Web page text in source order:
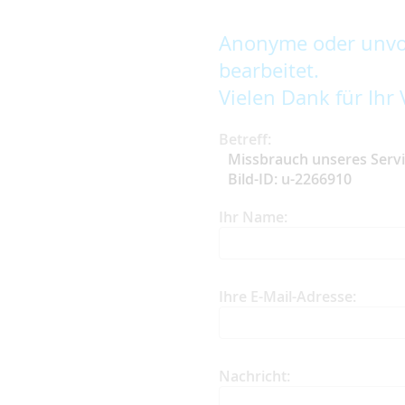
Anonyme oder
bearbeitet.
Vielen Dank für Ihr
Betreff:
Missbrauch unseres
Bild-ID: u-2266910
Ihr Name:
Ihre E-Mail-Adresse:
Nachricht: